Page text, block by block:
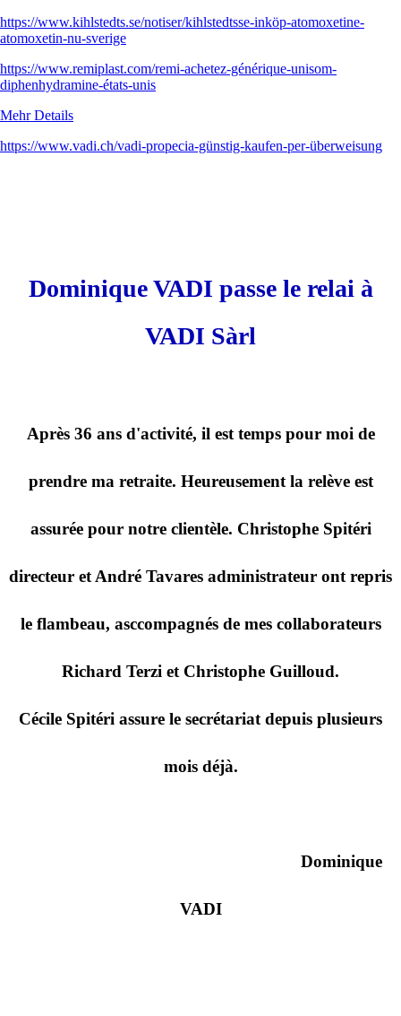
https://www.kihlstedts.se/notiser/kihlstedtsse-inköp-atomoxetine-
atomoxetin-nu-sverige
https://www.remiplast.com/remi-achetez-générique-unisom-
diphenhydramine-états-unis
Mehr Details
https://www.vadi.ch/vadi-propecia-günstig-kaufen-per-überweisung
Dominique VADI passe le relai à
VADI Sàrl
Après 36 ans d'activité, il est temps pour moi de
prendre ma retraite. Heureusement la relève est
assurée pour notre clientèle. Christophe Spitéri
directeur et André Tavares administrateur ont repris
le flambeau, asccompagnés de mes collaborateurs
Richard Terzi et Christophe Guilloud.
Cécile Spitéri assure le secrétariat depuis plusieurs
mois déjà.
Dominique
VADI